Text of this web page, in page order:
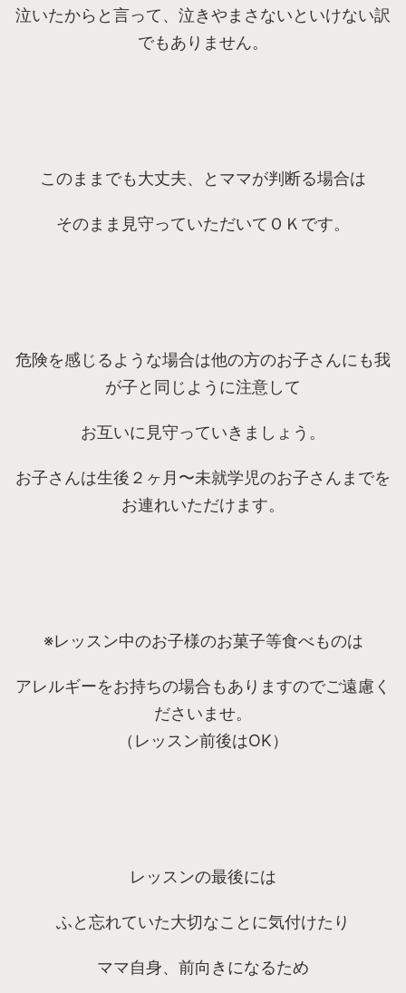
泣いたからと言って、泣きやまさないといけない訳
でもありません。
このままでも大丈夫、とママが判断る場合は
そのまま見守っていただいてＯＫです。
危険を感じるような場合は他の方のお子さんにも我
が子と同じように注意して
お互いに見守っていきましょう。
お子さんは生後２ヶ月〜未就学児のお子さんまでを
お連れいただけます。
※レッスン中のお子様のお菓子等食べものは
アレルギーをお持ちの場合もありますのでご遠慮く
ださいませ。
（レッスン前後はOK）
レッスンの最後には
ふと忘れていた大切なことに気付けたり
ママ自身、前向きになるため